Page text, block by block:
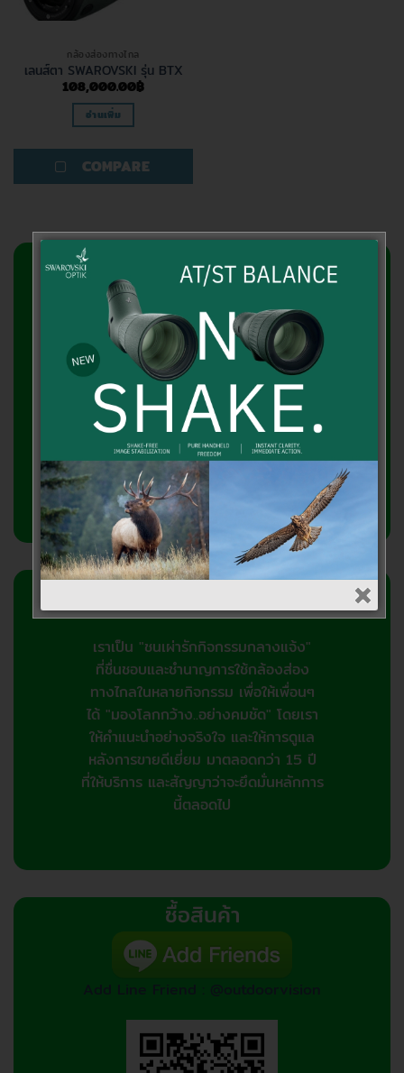
กล้องส่องทางไกล
เลนส์ตา SWAROVSKI รุ่น BTX
108,000.00฿
อ่านเพิ่ม
COMPARE
สอบถามข้อมูลเพิ่มเติม
บริษัท เอาท์ดอร์วิชั่น จำกัด
2358/2 ถ.ลาดพร้าว แขวงพลับพลา
วังทองหลาง กทม.10310
โทรศัพท์ 081-7682866, 095-3716866
เกี่ยวกับเรา
เราเป็น "ชนเผ่ารักกิจกรรมกลางแจ้ง"
ที่ชื่นชอบและชำนาญการใช้กล้องส่อง
ทางไกลในหลายกิจกรรม เพื่อให้เพื่อนๆ
ได้ "มองโลกกว้าง..อย่างคมชัด" โดยเรา
ให้คำแนะนำอย่างจริงใจ และให้การดูแล
หลังการขายดีเยี่ยม มาตลอดกว่า 15 ปี
ที่ให้บริการ และสัญญาว่าจะยึดมั่นหลักการ
นี้ตลอดไป
ซื้อสินค้า
Add Line Friend : @outdoorvision